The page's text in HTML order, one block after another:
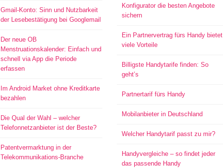
Gmail-Konto: Sinn und Nutzbarkeit
der Lesebestätigung bei Googlemail
Der neue OB
Menstruationskalender: Einfach und
schnell via App die Periode
erfassen
Im Android Market ohne Kreditkarte
bezahlen
Die Qual der Wahl – welcher
Telefonnetzanbieter ist der Beste?
Patentvermarktung in der
Telekommunikations-Branche
Konfigurator die besten Angebote
sichern
Ein Partnervertrag fürs Handy bietet
viele Vorteile
Billigste Handytarife finden: So
geht’s
Partnertarif fürs Handy
Mobilanbieter in Deutschland
Welcher Handytarif passt zu mir?
Handyvergleiche – so findet jeder
das passende Handy